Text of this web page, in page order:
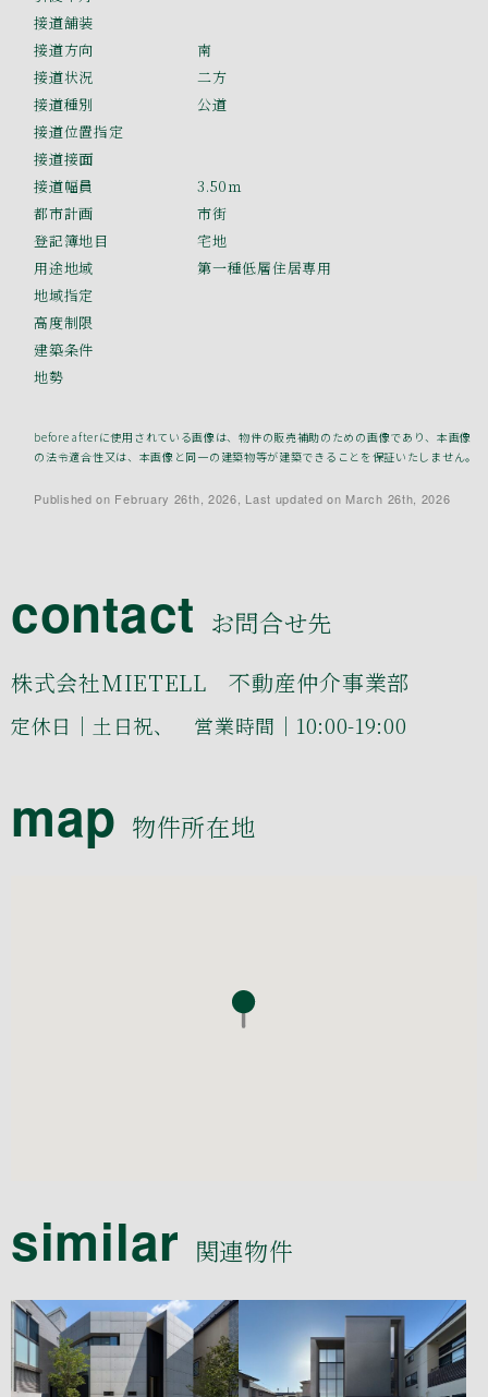
接道舗装
接道方向
南
接道状況
二方
接道種別
公道
接道位置指定
接道接面
接道幅員
3.50ｍ
都市計画
市街
登記簿地目
宅地
用途地域
第一種低層住居専用
地域指定
高度制限
建築条件
地勢
before afterに使用されている画像は、物件の販売補助のための画像であり、本画像
の法令適合性又は、本画像と同一の建築物等が建築できることを保証いたしません。
Published on February 26th, 2026, Last updated on March 26th, 2026
contact お問合せ先
株式会社MIETELL 不動産仲介事業部
定休日｜土日祝、 営業時間｜10:00-19:00
map 物件所在地
similar 関連物件